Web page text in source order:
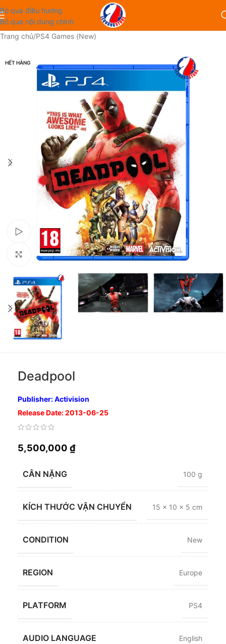
Bỏ qua điều hướng
Bỏ qua nội dung chính
Trang chủ/PS4 Games (New)
HẾT HÀNG
Xem video
Nhấp để phóng to
Deadpool
Publisher: Activision
Release Date: 2013-06-25
5,500,000 ₫
CÂN NẶNG 100 g
KÍCH THƯỚC VẬN CHUYỂN 15 × 10 × 5 cm
CONDITION New
REGION Europe
PLATFORM PS4
AUDIO LANGUAGE English